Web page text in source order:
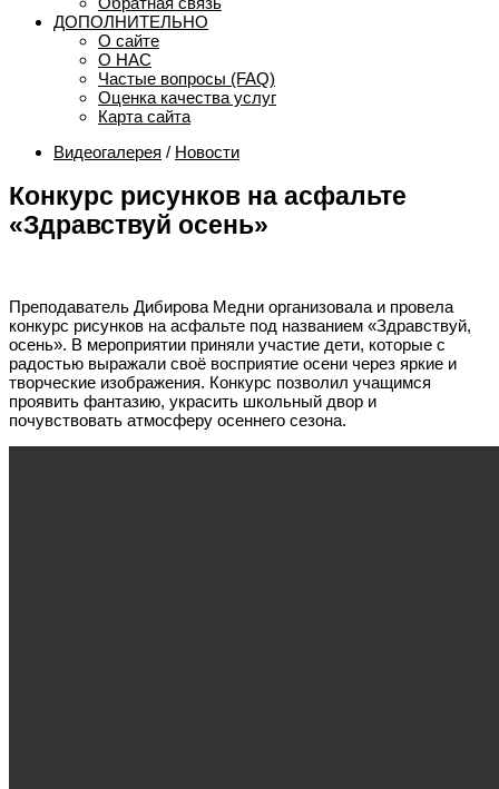
ДОПОЛНИТЕЛЬНО
О сайте
О НАС
Частые вопросы (FAQ)
Оценка качества услуг
Карта сайта
Видеогалерея / Новости
Конкурс рисунков на асфальте
«Здравствуй осень»
Преподаватель Дибирова Медни организовала и провела
конкурс рисунков на асфальте под названием «Здравствуй,
осень». В мероприятии приняли участие дети, которые с
радостью выражали своё восприятие осени через яркие и
творческие изображения. Конкурс позволил учащимся
проявить фантазию, украсить школьный двор и
почувствовать атмосферу осеннего сезона.